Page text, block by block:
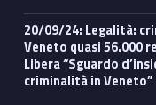
20/09/24: Legalità: crimine proliferato in pandemia, in
Veneto quasi 56.000
Libera “Sguardo
criminalità in Veneto”